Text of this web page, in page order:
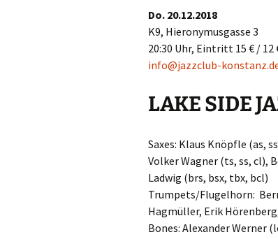
Do. 20.12.2018
K9, Hieronymusgasse 3
20:30 Uhr, Eintritt 15 € /
info@jazzclub-
LAKE SIDE
Saxes: Klaus Knöpfle (as,
Volker Wagner (ts, ss, cl),
Ladwig (brs, bsx, tbx, bcl)
Trumpets/Flugelhorn:
Hagmüller, Erik
Bones: Alexander Werner